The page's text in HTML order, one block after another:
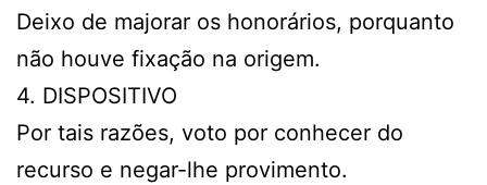
Deixo de majorar os honorários, porquanto
não houve fixação na origem.
4. DISPOSITIVO
Por tais razões, voto por conhecer do
recurso e negar-lhe provimento.